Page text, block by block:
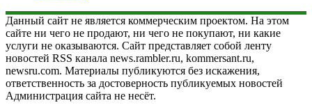
Данный сайт не является коммерческим проектом. На этом
сайте ни чего не продают, ни чего не покупают, ни какие
услуги не оказываются. Сайт представляет собой ленту
новостей RSS канала news.rambler.ru, kommersant.ru,
newsru.com. Материалы публикуются без искажения,
ответственность за достоверность публикуемых новостей
Администрация сайта не несёт.